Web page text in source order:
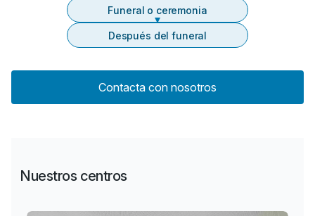
Funeral o ceremonia
Después del funeral
Contacta con nosotros
Nuestros centros